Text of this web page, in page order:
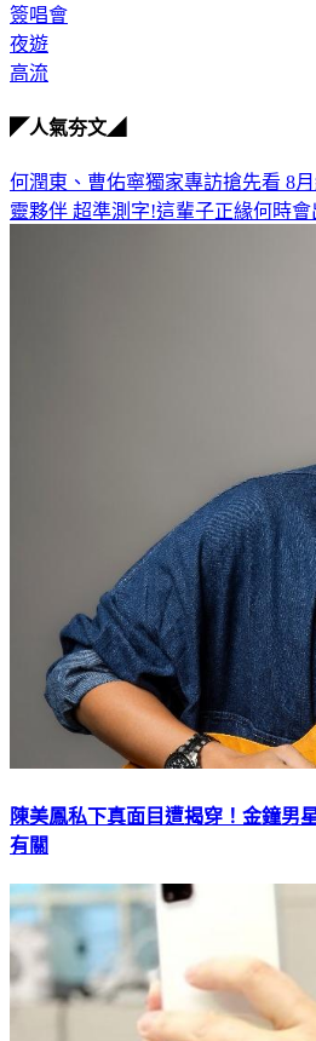
簽唱會
夜遊
高流
◤人氣夯文◢
何潤東、曹佑寧獨家專訪搶先看 8
靈夥伴 超準測字!這輩子正緣何時會
陳美鳳私下真面目遭揭穿！金鐘
有關